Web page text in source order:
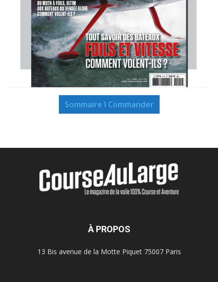
Sommaire I Commander
À PROPOS
13 Bis avenue de la Motte Piquet 75007 Paris